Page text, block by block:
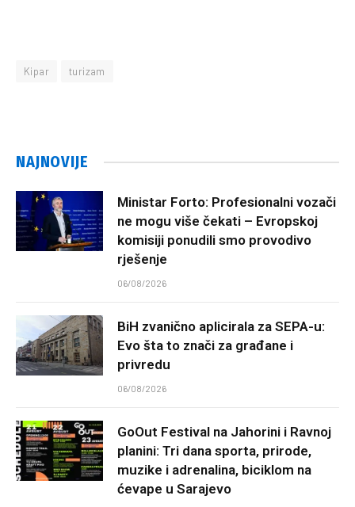
Kipar turizam
NAJNOVIJE
Ministar Forto: Profesionalni vozači
ne mogu više čekati – Evropskoj
komisiji ponudili smo provodivo
rješenje
06/08/2026
BiH zvanično aplicirala za SEPA-u:
Evo šta to znači za građane i
privredu
06/08/2026
GoOut Festival na Jahorini i Ravnoj
planini: Tri dana sporta, prirode,
muzike i adrenalina, biciklom na
ćevape u Sarajevo